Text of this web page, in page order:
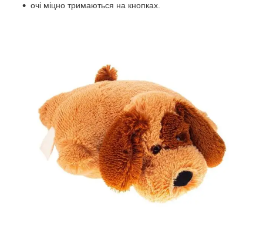
очі міцно тримаються на кнопках.